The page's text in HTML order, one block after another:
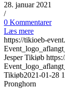
28. januar 2021
/
0 Kommentarer
Læs mere
https://tikioeb-
Jesper Tikiøb
Tikiøb2021-01-28
Pronghorn